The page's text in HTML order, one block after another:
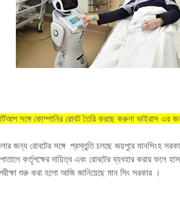
সঙ্গে কোম্পানির রোবট তৈরি করছে করুনাভাইরাস এর
জন্য রোবটের সঙ্গে প্রস্তুতি চলছে জয়পুরে মানসিংহ
কর্তৃপক্ষের দায়িত্ব এবং রোবটের ব্যবহার করার ফলে
শুরু করা হলো আজি জানিয়েছে মান সিং সরকার ।